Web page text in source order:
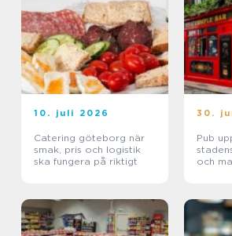
10. juli 2026
Catering göteborg när
smak, pris och logistik
ska fungera på riktigt
30.
Pub uppsala
och